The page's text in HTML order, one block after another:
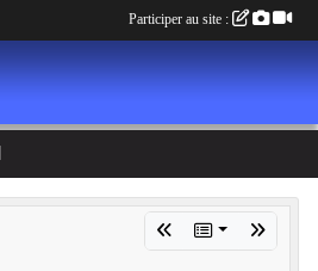
Participer au site :